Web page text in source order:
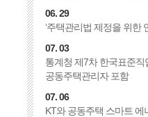
06. 29
‘주택관리법 제정을 위한
07. 03
통계청 제7차 한국표준
공동주택관리자 포함
07. 06
KT와 공동주택 스마트 에